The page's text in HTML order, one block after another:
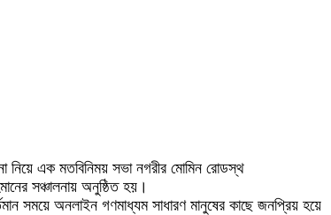
নিয়ে এক মতবিনিময় সভা নগরীর মোমিন রোডস্থ
সঞ্চালনায় অনুষ্ঠিত হয়।
সময়ে অনলাইন গণমাধ্যম সাধারণ মানুষের কাছে জনপ্রিয় হয়ে